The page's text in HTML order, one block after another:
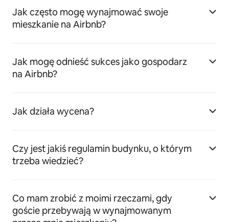
Jak często mogę wynajmować swoje
mieszkanie na Airbnb?
Jak mogę odnieść sukces jako gospodarz
na Airbnb?
Jak działa wycena?
Czy jest jakiś regulamin budynku, o którym
trzeba wiedzieć?
Co mam zrobić z moimi rzeczami, gdy
goście przebywają w wynajmowanym